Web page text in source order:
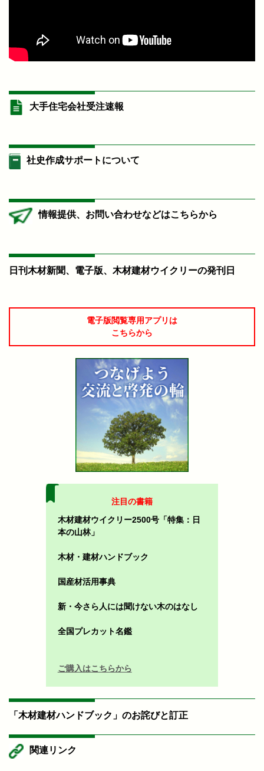
大手住宅会社受注速報
社史作成サポートについて
情報提供、お問い合わせなどはこちらから
日刊木材新聞、電子版、木材建材ウイクリーの発刊日
電子版閲覧専用アプリは
こちらから
注目の書籍
木材建材ウイクリー2500号「特集：日
本の山林」
木材・建材ハンドブック
国産材活用事典
新・今さら人には聞けない木のはなし
全国プレカット名鑑
ご購入はこちらから
「木材建材ハンドブック」のお詫びと訂正
関連リンク